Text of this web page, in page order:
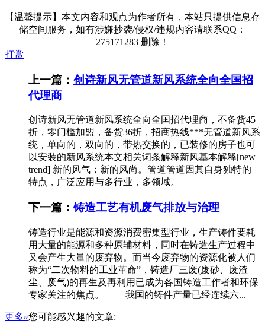
【温馨提示】本文内容和观点为作者所有，本站只提供信息存
储空间服务，如有涉嫌抄袭/侵权/违规内容请联系QQ：
275171283 删除！
打赏
上一篇： 创诗新风无管道新风系统全向全国招
代理商
创诗新风无管道新风系统全向全国招代理商，不备货45
折，零门槛加盟，备货36折，招商热线***无管道新风系
统，单向的，双向的，带热交换的，已装修的房子也可
以安装的新风系统本文相关词条解释新风基本解释[new
trend] 新的风气；新的风尚。管道管道因其自身独特的
特点，广泛应用与多行业，多领域。
下一篇：铸造工艺有机废气排放与治理
铸造行业是能源和资源消费密集型行业，生产铸件要耗
用大量的能源和多种原辅材料，同时在铸造生产过程中
又会产生大量的废弃物。而当今废弃物的资源化被人们
称为“二次物料的工业革命”，铸造厂三废(废砂、废渣
尘、废气)的再生及再利用已成为各国铸造工作者和环保
专家关注的焦点。 我国的铸件产量已经连续六...
更多»您可能感兴趣的文章: